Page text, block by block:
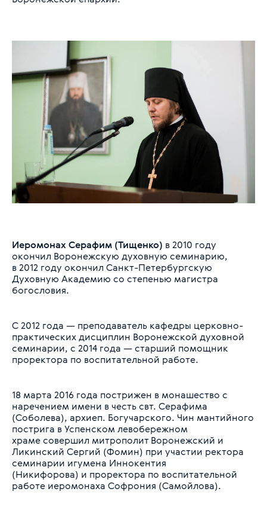
Иеромонах Серафим (Тищенко) в 2010 году
окончил Воронежскую духовную семинарию,
в 2012 году окончил Санкт-Петербургскую
Духовную Академию со степенью магистра
богословия.
С 2012 года — преподаватель кафедры церковно-
практических дисциплин Воронежской духовной
семинарии, с 2014 года — старший помощник
проректора по воспитательной работе.
18 марта 2016 года пострижен в монашество с
наречением имени в честь свт. Серафима
(Соболева), архиеп. Богучарского. Чин мантийного
пострига в Успенском левобережном
храме совершил митрополит Воронежский и
Ликинский Сергий (Фомин) при участии ректора
семинарии игумена Иннокентия
(Никифорова) и проректора по воспитательной
работе иеромонаха Софрония (Самойлова).